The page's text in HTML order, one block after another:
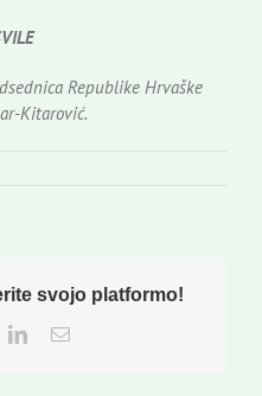
Republike Hrvaške
Kitarović.
svojo platformo!
LinkedInEmail